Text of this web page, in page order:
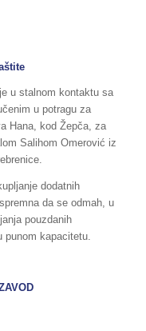
u stalnom kontaktu sa
u potragu za
Hana, kod Žepča, za
Salihom Omerović iz
dodatnih
da se odmah, u
pouzdanih
kapacitetu.